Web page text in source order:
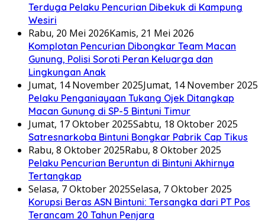
Terduga Pelaku Pencurian Dibekuk di Kampung
Wesiri
Rabu, 20 Mei 2026Kamis, 21 Mei 2026
Komplotan Pencurian Dibongkar Team Macan
Gunung, Polisi Soroti Peran Keluarga dan
Lingkungan Anak
Jumat, 14 November 2025Jumat, 14 November 2025
Pelaku Penganiayaan Tukang Ojek Ditangkap
Macan Gunung di SP-5 Bintuni Timur
Jumat, 17 Oktober 2025Sabtu, 18 Oktober 2025
Satresnarkoba Bintuni Bongkar Pabrik Cap Tikus
Rabu, 8 Oktober 2025Rabu, 8 Oktober 2025
Pelaku Pencurian Beruntun di Bintuni Akhirnya
Tertangkap
Selasa, 7 Oktober 2025Selasa, 7 Oktober 2025
Korupsi Beras ASN Bintuni: Tersangka dari PT Pos
Terancam 20 Tahun Penjara